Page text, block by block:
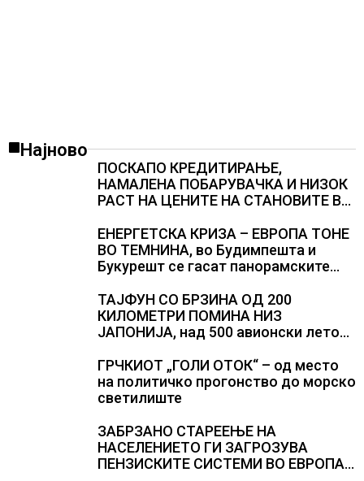
Најново
ПОСКАПО КРЕДИТИРАЊЕ,
НАМАЛЕНА ПОБАРУВАЧКА И НИЗОК
РАСТ НА ЦЕНИТЕ НА СТАНОВИТЕ ВО
Штутгарт градот на
автомобилската индустрија која е
во криза
ЕНЕРГЕТСКА КРИЗА – ЕВРОПА ТОНЕ
ВО ТЕМНИНА, во Будимпешта и
Букурешт се гасат панорамските
ТАЈФУН СО БРЗИНА ОД 200
КИЛОМЕТРИ ПОМИНА НИЗ
ЈАПОНИЈА, над 500 авионски летови
ГРЧКИОТ „ГОЛИ ОТОК“ – од место
на политичко прогонство до морско
светилиште
ЗАБРЗАНО СТАРЕЕЊЕ НА
НАСЕЛЕНИЕТО ГИ ЗАГРОЗУВА
ПЕНЗИСКИТЕ СИСТЕМИ ВО ЕВРОПА и